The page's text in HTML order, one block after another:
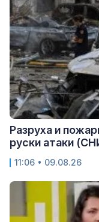
Разруха и
руски атаки
11:06 • 09.08.26